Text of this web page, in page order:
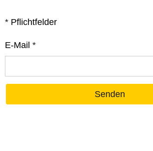
* Pflichtfelder
E-Mail *
Senden